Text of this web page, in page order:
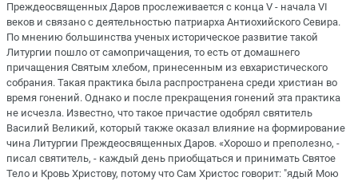
Преждеосвященных Даров прослеживается с конца V - начала VI
веков и связано с деятельностью патриарха Антиохийского Севира.
По мнению большинства ученых историческое развитие такой
Литургии пошло от самопричащения, то есть от домашнего
причащения Святым хлебом, принесенным из евхаристического
собрания. Такая практика была распространена среди христиан во
время гонений. Однако и после прекращения гонений эта практика
не исчезла. Известно, что такое причастие одобрял святитель
Василий Великий, который также оказал влияние на формирование
чина Литургии Преждеосвященных Даров. «Хорошо и преполезно, -
писал святитель, - каждый день приобщаться и принимать Святое
Тело и Кровь Христову, потому что Сам Христос говорит: "ядый Мою